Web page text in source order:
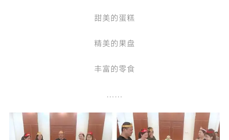
甜美的蛋糕
精美的果盘
丰富的零食